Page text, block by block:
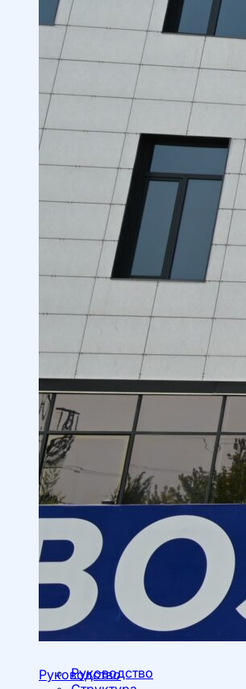
Руководство
Руководство